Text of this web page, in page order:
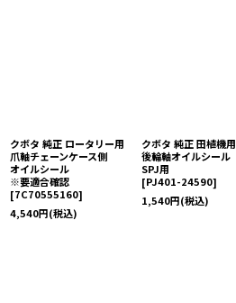
クボタ 純正 ロータリー用
爪軸チェーンケース側
オイルシール
※要適合確認
[7C70555160]
4,540円(税込)
クボタ 純正 田植機用
後輪軸オイルシール
SPJ用
[PJ401-24590]
1,540円(税込)